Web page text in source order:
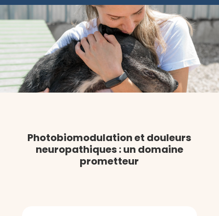
Photobiomodulation et douleurs
neuropathiques : un domaine
prometteur